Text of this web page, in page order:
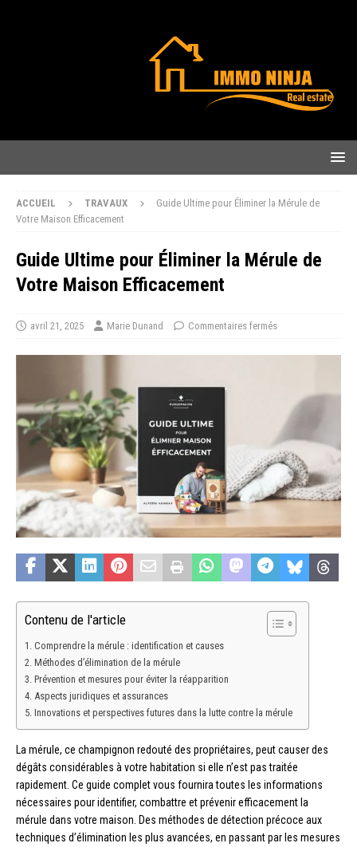
ACCUEIL TRAVAUX
Guide Ultime pour Éliminer la Mérule de
Votre Maison Efficacement
Guide Ultime pour Éliminer la Mérule de
Votre Maison Efficacement
avril 21, 2025 Marie Dunand Commentaires fermés
Contenu de l'article
Comprendre la mérule : identification et causes
Méthodes d’élimination de la mérule
Prévention et mesures pour éviter la réapparition
Aspects juridiques et assurances
Innovations et perspectives futures dans la lutte contre la mérule
La mérule, ce champignon redouté des propriétaires, peut causer des
dégâts considérables à votre habitation si elle n’est pas traitée
rapidement. Ce guide complet vous fournira toutes les informations
nécessaires pour identifier, combattre et prévenir efficacement la
mérule dans votre maison. Des méthodes de détection précoce aux
techniques d’élimination les plus avancées, en passant par les mesures